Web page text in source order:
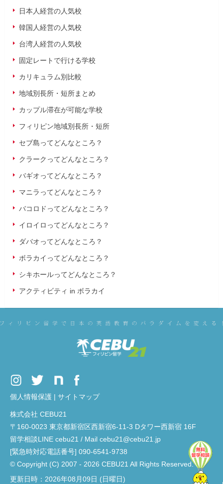
日本人経営の人気校
韓国人経営の人気校
台湾人経営の人気校
固定レートで行ける学校
カリキュラム別比較
地域別長所・短所まとめ
カップル滞在が可能な学校
フィリピン地域別長所・短所
セブ島ってどんなところ？
クラークってどんなところ？
バギオってどんなところ？
マニラってどんなところ？
バコロドってどんなところ？
イロイロってどんなところ？
ダバオってどんなところ？
ボラカイってどんなところ？
シキホールってどんなところ？
アクティビティ in ボラカイ
個人情報保護 | サイトマップ
株式会社 CEBU21
〒160-0023 東京都新宿区西新宿6-11-3 Dタワー西新宿 16F
留学相談LINE cebu21 / Mail cebu21@cebu21.jp
[緊急時対応電話番号] 090-6541-9738
© Copyright (C) 2007 - 2026 CEBU21 All Rights Reserved.
更新日時：2026年08月09日 (日曜日)